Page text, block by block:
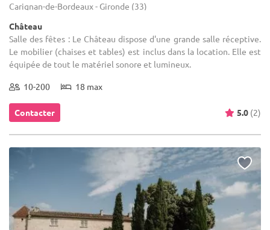
Carignan-de-Bordeaux - Gironde (33)
Château
Salle des fêtes : Le Château dispose d'une grande salle réceptive.
Le mobilier (chaises et tables) est inclus dans la location. Elle est
équipée de tout le matériel sonore et lumineux.
10-200 18 max
Contacter 5.0 (2)